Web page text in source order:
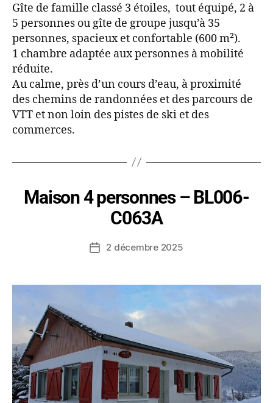
Gîte de famille classé 3 étoiles, tout équipé, 2 à
5 personnes ou gîte de groupe jusqu’à 35
personnes, spacieux et confortable (600 m²).
1 chambre adaptée aux personnes à mobilité
réduite.
Au calme, près d’un cours d’eau, à proximité
des chemins de randonnées et des parcours de
VTT et non loin des pistes de ski et des
commerces.
Maison 4 personnes – BL006-
C063A
2 décembre 2025